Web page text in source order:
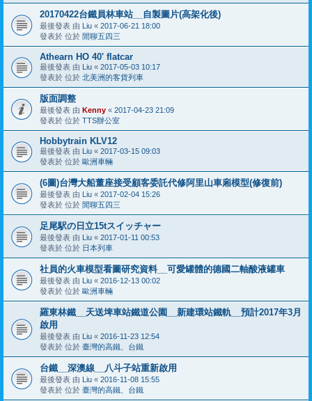
20170422台鐵員林車站__自製圖片(高架化後)
最後發表 由 Liu « 2017-06-21 18:00
發表於 位於 閒聊五四三
Athearn HO 40' flatcar
最後發表 由 Liu « 2017-05-03 10:17
發表於 位於 北美洲的客貨列車
版面調整
最後發表 由 Kenny « 2017-04-23 21:09
發表於 位於 TTS辦公室
Hobbytrain KLV12
最後發表 由 Liu « 2017-03-15 09:03
發表於 位於 歐洲車輛
(6圖)台灣大船董座接受顧客委託代修阿里山車廂模型(修復前)
最後發表 由 Liu « 2017-02-04 15:26
發表於 位於 閒聊五四三
足尾駅の日立15tスイッチャー
最後發表 由 Liu « 2017-01-11 00:53
發表於 位於 日本列車
社員的火車模型看圖研究資料__可愛罐體的德國二軸酸液罐車
最後發表 由 Liu « 2016-12-13 00:02
發表於 位於 歐洲車輛
羅東林鐵__天送埤車站鐵道公園__新建環站鐵軌__預計2017年3月
啟用
最後發表 由 Liu « 2016-11-23 12:54
發表於 位於 臺灣的高鐵、台鐵
台鐵__深澳線__八斗子站重新啟用
最後發表 由 Liu « 2016-11-08 15:55
發表於 位於 臺灣的高鐵、台鐵